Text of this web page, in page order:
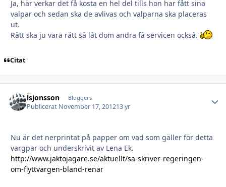
Ja, här verkar det få kosta en hel del tills hon har fått sina
valpar och sedan ska de avlivas och valparna ska placeras
ut.
Rätt ska ju vara rätt så låt dom andra få servicen också.
Citat
lsjonsson Bloggers
Publicerat November 17, 201213 yr
Nu är det nerprintat på papper om vad som gäller för detta
vargpar och underskrivit av Lena Ek.
http://www.jaktojagare.se/aktuellt/sa-skriver-regeringen-
om-flyttvargen-bland-renar